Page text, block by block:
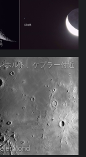
ホルト、ケプラー付近